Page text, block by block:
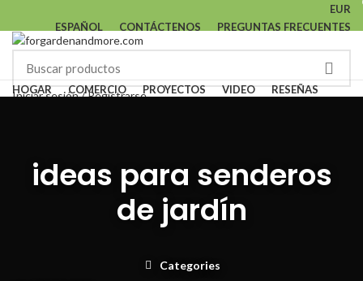
EUR
ESPAÑOL
CONTÁCTENOS PREGUNTAS FRECUENTES
Iniciar sesión / Registrarse
HOGAR COMERCIO PROYECTOS VIDEO
RESEÑAS
ideas para senderos
de jardín
Categories